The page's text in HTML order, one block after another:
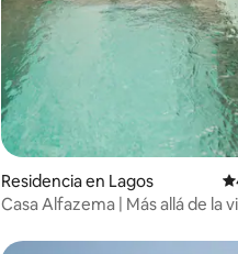
Residencia en Lagos
Casa Alfazema | Más allá de la